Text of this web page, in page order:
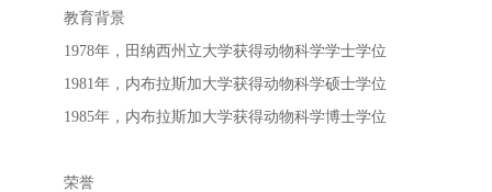
教育背景
1978年，田纳西州立大学获得动物科学学士学位
1981年，内布拉斯加大学获得动物科学硕士学位
1985年，内布拉斯加大学获得动物科学博士学位
荣誉